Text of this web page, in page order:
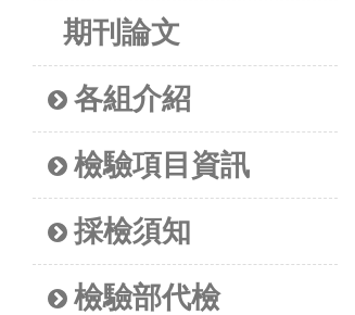
期刊論文
各組介紹
檢驗項目資訊
採檢須知
檢驗部代檢